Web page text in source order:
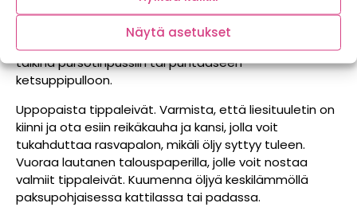
Näytä asetukset
ja leivinjauhe, sekoita.
Lisää jauhot maidon sekaan ja sekoita tasaiseksi. Siirrä
taikina pursotinpussiin tai puhtaaseen
ketsuppipulloon.
Uppopaista tippaleivät. Varmista, että liesituuletin on
kiinni ja ota esiin reikäkauha ja kansi, jolla voit
tukahduttaa rasvapalon, mikäli öljy syttyy tuleen.
Vuoraa lautanen talouspaperilla, jolle voit nostaa
valmiit tippaleivät. Kuumenna öljyä keskilämmöllä
paksupohjaisessa kattilassa tai padassa.